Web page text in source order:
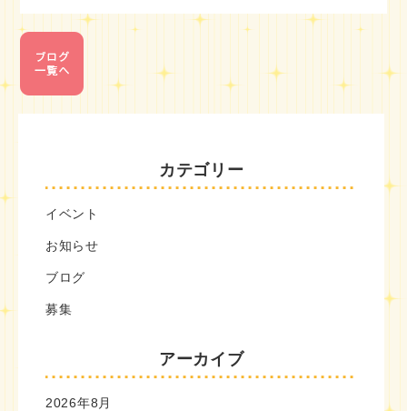
カテゴリー
イベント
お知らせ
ブログ
募集
アーカイブ
2026年8月